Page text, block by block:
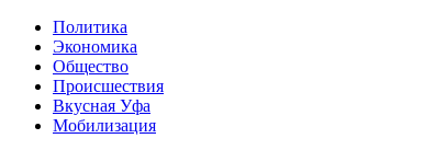
Политика
Экономика
Общество
Происшествия
Вкусная Уфа
Мобилизация